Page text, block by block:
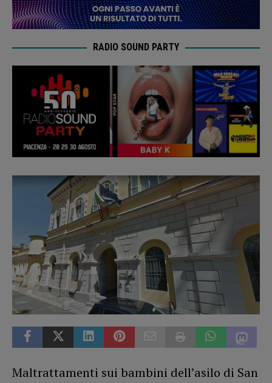
RADIO SOUND PARTY
Maltrattamenti sui bambini dell’asilo di San